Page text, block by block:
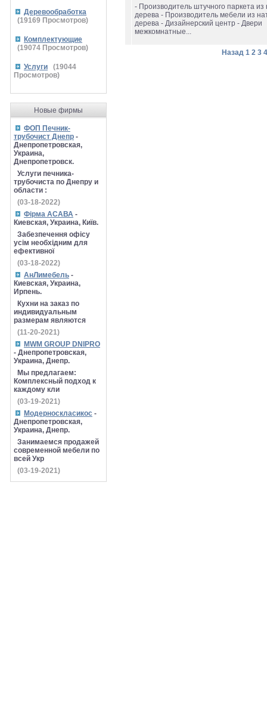
Деревообработка
(19169 Просмотров)
Комплектующие
(19074 Просмотров)
Услуги (19044
Просмотров)
Новые фирмы
ФОП Печник-
трубочист Днепр -
Днепропетровская,
Украина,
Днепропетровск.
Услуги печника-
трубочиста по Днепру и
области :
(03-18-2022)
Фірма АСАВА -
Киевская, Украина, Київ.
Забезпечення офісу
усім необхідним для
ефективної
(03-18-2022)
АнЛимебель -
Киевская, Украина,
Ирпень.
Кухни на заказ по
индивидуальным
размерам являются
(11-20-2021)
MWM GROUP DNIPRO
- Днепропетровская,
Украина, Днепр.
Мы предлагаем:
Комплексный подход к
каждому кли
(03-19-2021)
Модерноскласикос -
Днепропетровская,
Украина, Днепр.
Занимаемся продажей
современной мебели по
всей Укр
(03-19-2021)
- Производитель штучного паркета из
дерева - Производитель мебели из
дерева - Дизайнерский центр - Двери
межкомнатные...
Назад 1 2 3 4